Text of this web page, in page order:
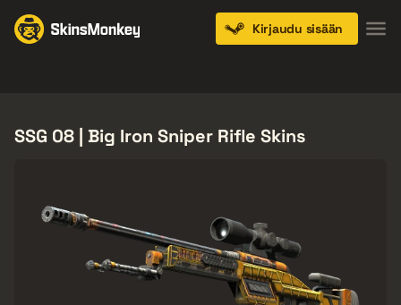
Kirjaudu sisään
SSG 08 | Big Iron Sniper Rifle Skins